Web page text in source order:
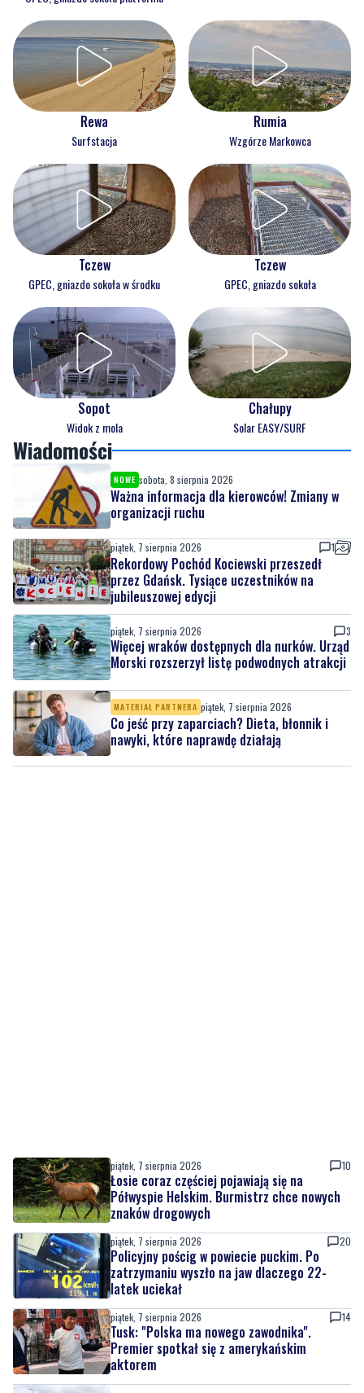
Rewa
Surfstacja
Rumia
Wzgórze Markowca
Tczew
GPEC, gniazdo sokoła w środku
Tczew
GPEC, gniazdo sokoła
Sopot
Widok z mola
Chałupy
Solar EASY/SURF
Wiadomości
NOWE sobota, 8 sierpnia 2026
Ważna informacja dla kierowców! Zmiany w
organizacji ruchu
piątek, 7 sierpnia 2026 1
Rekordowy Pochód Kociewski przeszedł
przez Gdańsk. Tysiące uczestników na
jubileuszowej edycji
piątek, 7 sierpnia 2026 3
Więcej wraków dostępnych dla nurków. Urząd
Morski rozszerzył listę podwodnych atrakcji
MATERIAŁ PARTNERA piątek, 7 sierpnia 2026
Co jeść przy zaparciach? Dieta, błonnik i
nawyki, które naprawdę działają
piątek, 7 sierpnia 2026 10
Łosie coraz częściej pojawiają się na
Półwyspie Helskim. Burmistrz chce nowych
znaków drogowych
piątek, 7 sierpnia 2026 20
Policyjny pościg w powiecie puckim. Po
zatrzymaniu wyszło na jaw dlaczego 22-
latek uciekał
piątek, 7 sierpnia 2026 14
Tusk: "Polska ma nowego zawodnika".
Premier spotkał się z amerykańskim
aktorem